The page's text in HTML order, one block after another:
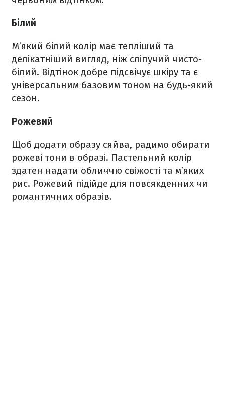
Білий
М’який білий колір має тепліший та
делікатніший вигляд, ніж сліпучий чисто-
білий. Відтінок добре підсвічує шкіру та є
універсальним базовим тоном на будь-який
сезон.
Рожевий
Щоб додати образу сяйва, радимо обирати
рожеві тони в образі. Пастельний колір
здатен надати обличчю свіжості та м’яких
рис. Рожевий підійде для повсякденних чи
романтичних образів.